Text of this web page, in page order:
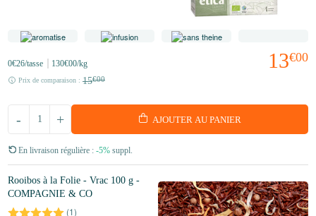
13€00
0€26/tasse 130€00/kg
Prix de comparaison : 15€00
+
- AJOUTER AU PANIER
En livraison régulière : -5% suppl.
Rooibos à la Folie - Vrac 100 g -
COMPAGNIE & CO
(1)